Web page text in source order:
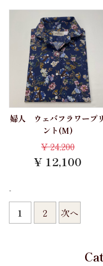
婦人 ウェバフラワープリ
ント(M)
¥24,200
¥ 12,100
-
1
2 次へ